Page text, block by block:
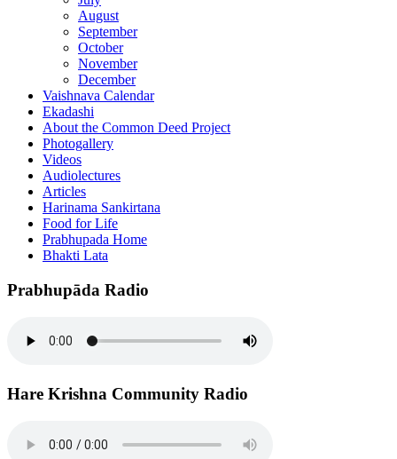
August
September
October
November
December
Vaishnava Calendar
Ekadashi
About the Common Deed Project
Photogallery
Videos
Audiolectures
Articles
Harinama Sankirtana
Food for Life
Prabhupada Home
Bhakti Lata
Prabhupāda Radio
Hare Krishna Community Radio